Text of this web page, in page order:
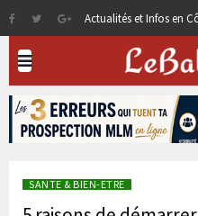
Actualités et Infos en
SANTE & BIEN-ETRE